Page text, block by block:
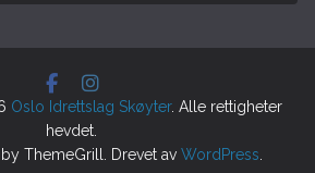
Oslo Idrettslag Skøyter. Alle rettigheter
hevdet.
by ThemeGrill. Drevet av WordPress